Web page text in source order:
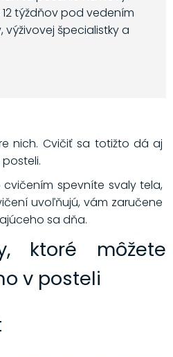
týždňov pod vedením
výživovej špecialistky a
nich. Cvičiť sa totižto dá aj
spevníte svaly tela,
uvoľňujú, vám zaručene
sa dňa.
ktoré môžete
v posteli